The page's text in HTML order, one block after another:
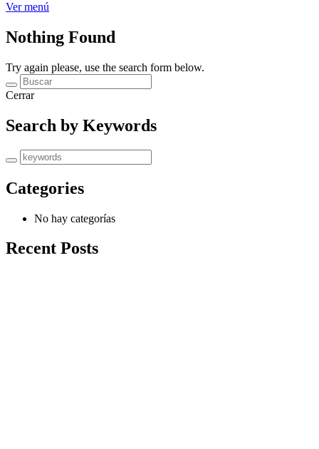
Ver menú
Nothing Found
Try again please, use the search form below.
Cerrar
Search by Keywords
Categories
No hay categorías
Recent Posts